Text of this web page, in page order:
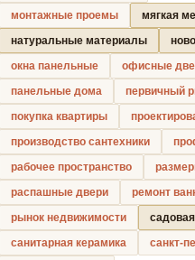
монтажные проемы
мягкая
натуральные материалы
окна панельные
офисные
панельные дома
первичный
покупка квартиры
производство сантехники
рабочее пространство
распашные двери
ремонт
рынок недвижимости
санитарная керамика
санкт-